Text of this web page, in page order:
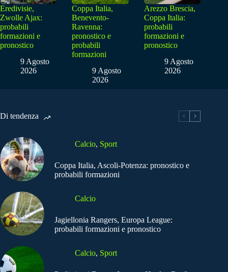
Eredivisie,
Zwolle Ajax:
probabili
formazioni e
pronostico
9 Agosto
2026
Coppa Italia,
Benevento-
Ravenna:
pronostico e
probabili
formazioni
9 Agosto
2026
Arezzo Brescia,
Coppa Italia:
probabili
formazioni e
pronostico
9 Agosto
2026
Di tendenza
Calcio, Sport
Coppa Italia, Ascoli-Potenza: pronostico e
probabili formazioni
Calcio
Jagiellonia Rangers, Europa League:
probabili formazioni e pronostico
Calcio, Sport